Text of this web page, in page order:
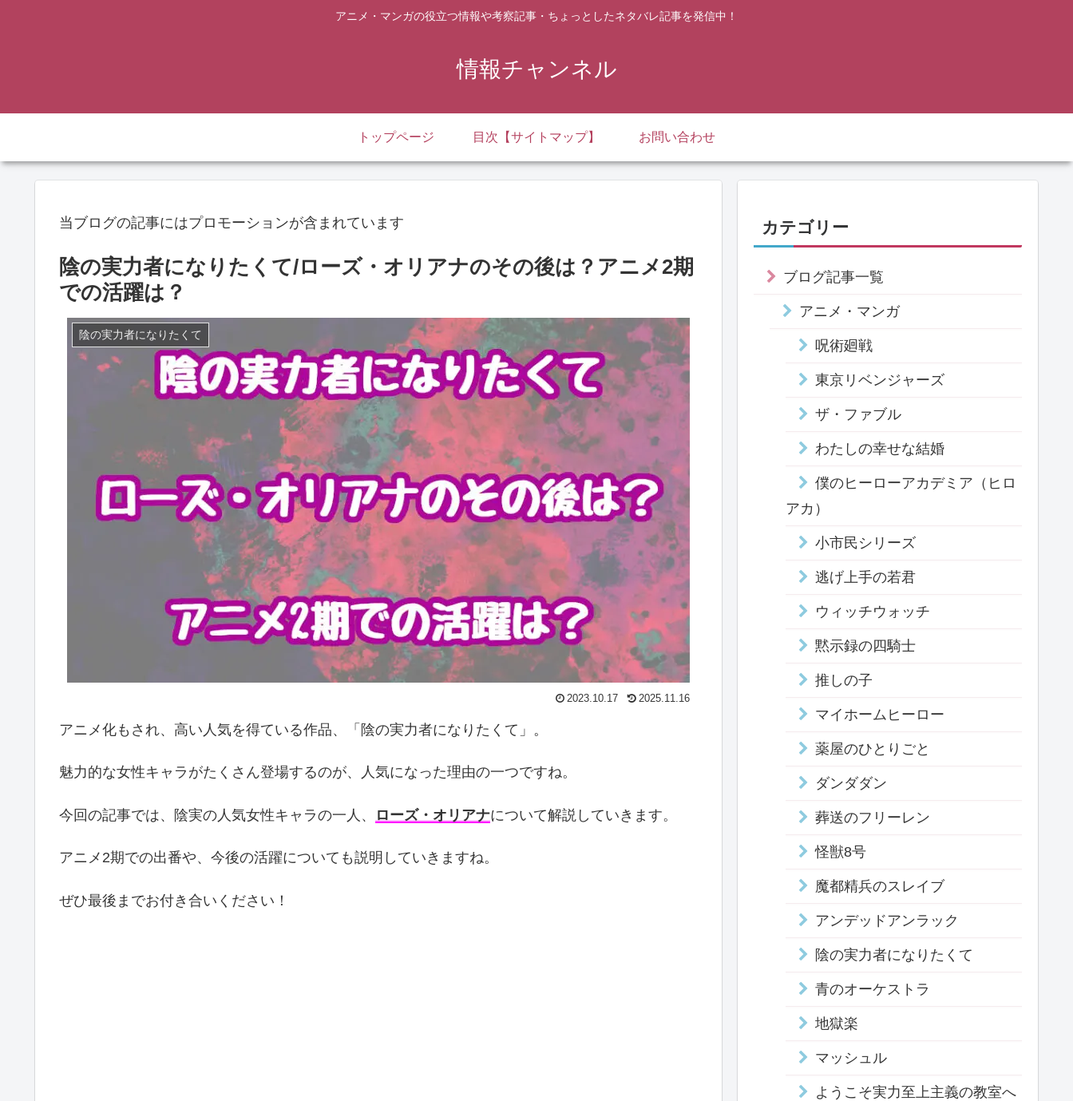
アニメ・マンガの役立つ情報や考察記事・ちょっとしたネタバレ記事を発信中！
情報チャンネル
トップページ 目次【サイトマップ】 お問い合わせ
当ブログの記事にはプロモーションが含まれています
陰の実力者になりたくて/ローズ・オリアナのその後は？アニメ2期
での活躍は？
陰の実力者になりたくて
2023.10.17 2025.11.16
アニメ化もされ、高い人気を得ている作品、「陰の実力者になりたくて」。
魅力的な女性キャラがたくさん登場するのが、人気になった理由の一つですね。
今回の記事では、陰実の人気女性キャラの一人、 ローズ・オリアナについて解説していきます。
アニメ2期での出番や、今後の活躍についても説明していきますね。
ぜひ最後までお付き合いください！
カテゴリー
ブログ記事一覧
アニメ・マンガ
呪術廻戦
東京リベンジャーズ
ザ・ファブル
わたしの幸せな結婚
僕のヒーローアカデミア（ヒロ
アカ）
小市民シリーズ
逃げ上手の若君
ウィッチウォッチ
黙示録の四騎士
推しの子
マイホームヒーロー
薬屋のひとりごと
ダンダダン
葬送のフリーレン
怪獣8号
魔都精兵のスレイブ
アンデッドアンラック
陰の実力者になりたくて
青のオーケストラ
地獄楽
マッシュル
ようこそ実力至上主義の教室へ